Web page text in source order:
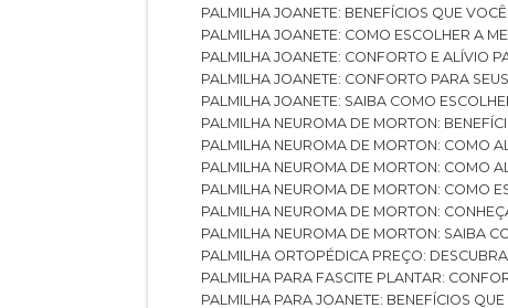
PALMILHA JOANETE: BENEFÍCIOS QUE
PALMILHA JOANETE: COMO ESCOLHER A
PALMILHA JOANETE: CONFORTO E ALÍVIO
PALMILHA JOANETE: CONFORTO PARA
PALMILHA JOANETE: SAIBA COMO
PALMILHA NEUROMA DE MORTON:
PALMILHA NEUROMA DE MORTON: COMO
PALMILHA NEUROMA DE MORTON: COMO
PALMILHA NEUROMA DE MORTON: COMO
PALMILHA NEUROMA DE MORTON:
PALMILHA NEUROMA DE MORTON: SAIBA
PALMILHA ORTOPÉDICA PREÇO:
PALMILHA PARA FASCITE PLANTAR:
PALMILHA PARA JOANETE: BENEFÍCIOS